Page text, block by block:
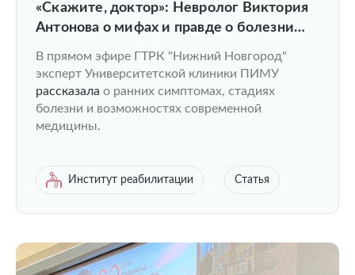
«Скажите, доктор»: Невролог Виктория
Антонова о мифах и правде о болезни
В прямом эфире ГТРК "Нижний Новгород"
эксперт Университетской клиники ПИМУ
рассказала о ранних симптомах, стадиях
болезни и возможностях современной
медицины.
Институт реабилитации Статья